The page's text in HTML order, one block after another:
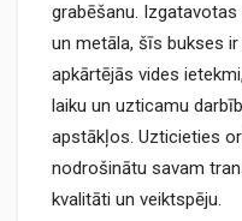
grabēšanu.
un metāla, šīs bukses
apkārtējās vides
laiku un uzticamu
apstākļos. Uzticieties
nodrošinātu savam
kvalitāti un veiktspēju.